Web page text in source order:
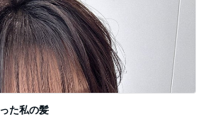
た私の髪